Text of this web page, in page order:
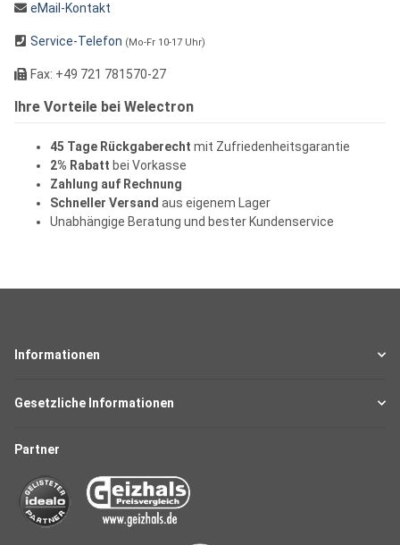
eMail-Kontakt
Service-Telefon (Mo-Fr 10-17 Uhr)
Fax: +49 721 781570-27
Ihre Vorteile bei Welectron
45 Tage Rückgaberecht mit Zufriedenheitsgarantie
2% Rabatt bei Vorkasse
Zahlung auf Rechnung
Schneller Versand aus eigenem Lager
Unabhängige Beratung und bester Kundenservice
Informationen
Gesetzliche Informationen
Partner